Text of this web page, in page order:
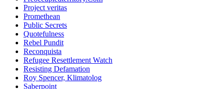
Project veritas
Promethean
Public Secrets
Quotefulness
Rebel Pundit
Reconquista
Refugee Resettlement Watch
Resisting Defamation
Roy Spencer, Klimatolog
Saberpoint